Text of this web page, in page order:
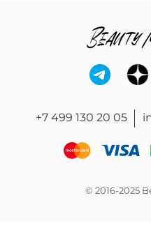
+7 499 130 20 05
© 2016-2025